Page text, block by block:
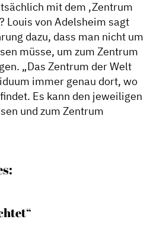
Dachverbandes
mit dem ‚Zentrum
Louis von Adelsheim sagt
dazu, dass man nicht um
müsse, um zum Zentrum
„Das Zentrum der Welt
immer genau dort, wo
Es kann den jeweiligen
und zum Zentrum